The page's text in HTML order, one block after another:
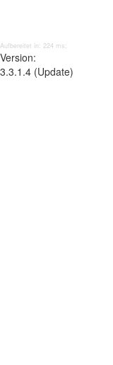
Aufbereitet in: 224 ms;
Version:
3.3.1.4 (Update)